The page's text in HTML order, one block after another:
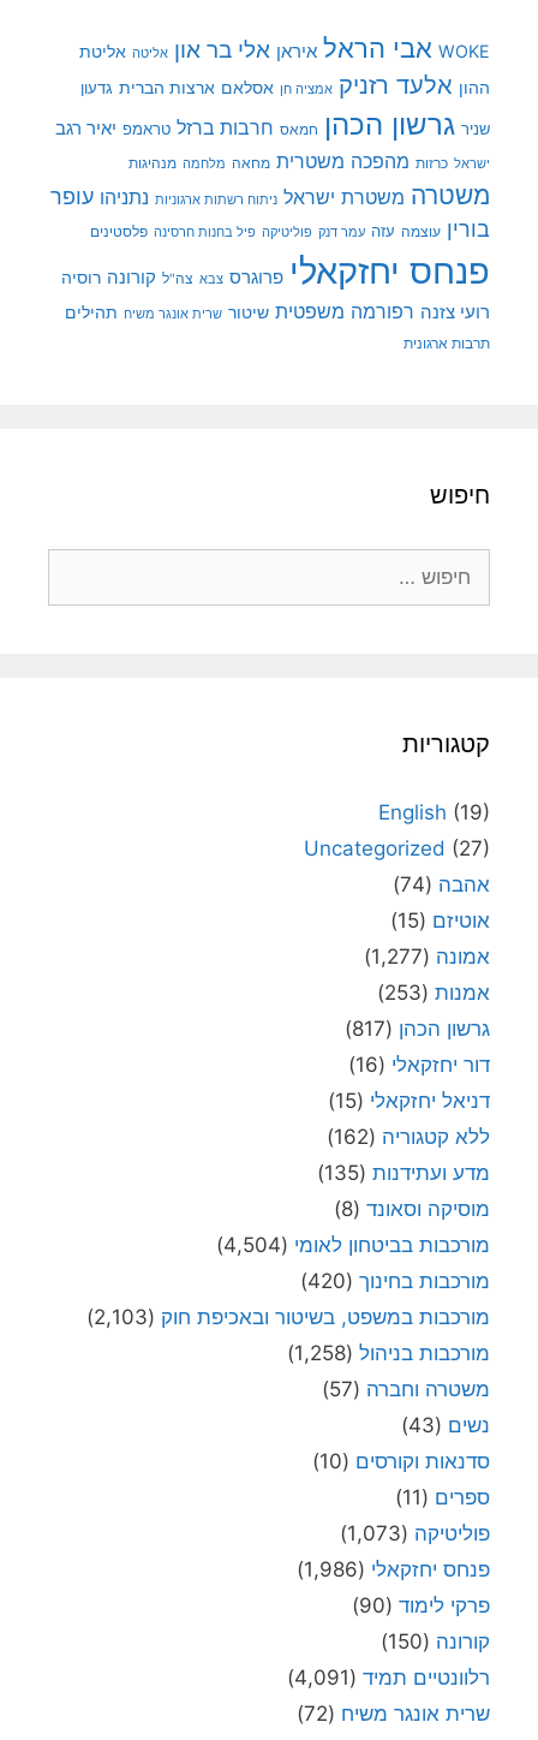
WOKE אבי הראל איראן אלי בר און אליטה אליטת
ההון אלעד רזניק אמציה חן אסלאם ארצות הברית גדעון
שניר גרשון הכהן חמאס חרבות ברזל טראמפ יאיר רגב
ישראל כרזות מהפכה משטרית מחאה מלחמה מנהיגות
משטרה משטרת ישראל ניתוח רשתות ארגוניות נתניהו עופר
בורין עוצמה עזה עמר דנק פוליטיקה פיל בחנות חרסינה פלסטינים
פנחס יחזקאלי פרוגרס צבא צה"ל קורונה רוסיה
רועי צזנה רפורמה משפטית שיטור שרית אונגר משיח תהילים
תרבות ארגונית
חיפוש
קטגוריות
English (19)
Uncategorized (27)
אהבה (74)
אוטיזם (15)
אמונה (1,277)
אמנות (253)
גרשון הכהן (817)
דור יחזקאלי (16)
דניאל יחזקאלי (15)
ללא קטגוריה (162)
מדע ועתידנות (135)
מוסיקה וסאונד (8)
מורכבות בביטחון לאומי (4,504)
מורכבות בחינוך (420)
מורכבות במשפט, בשיטור ובאכיפת חוק (2,103)
מורכבות בניהול (1,258)
משטרה וחברה (57)
נשים (43)
סדנאות וקורסים (10)
ספרים (11)
פוליטיקה (1,073)
פנחס יחזקאלי (1,986)
פרקי לימוד (90)
קורונה (150)
רלוונטיים תמיד (4,091)
שרית אונגר משיח (72)